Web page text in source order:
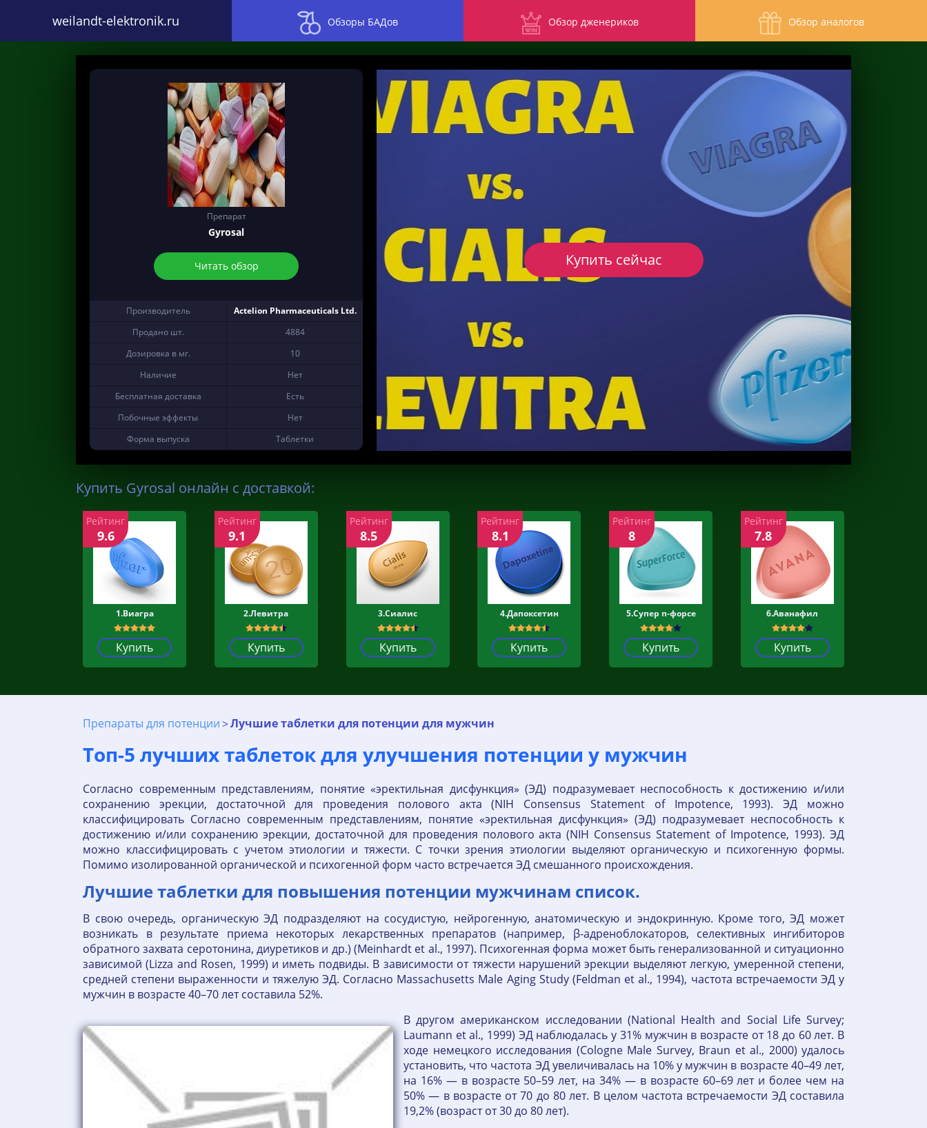
weilandt-elektronik.ru Обзоры БАДов Обзор дженериков Обзор аналогов
Препарат
Gyrosal
Читать обзор
Производитель
Actelion Pharmaceuticals Ltd.
Продано шт.
4884
Дозировка в мг.
10
Наличие
Нет
Бесплатная доставка
Есть
Побочные эффекты
Нет
Форма выпуска
Таблетки
Купить сейчас
Купить Gyrosal онлайн с доставкой:
1.Виагра
Купить
Рейтинг
9.6
2.Левитра
Купить
Рейтинг
9.1
3.Сиалис
Купить
Рейтинг
8.5
4.Дапоксетин
Купить
Рейтинг
8.1
5.Супер п-форсе
Купить
Рейтинг
8
6.Аванафил
Купить
Рейтинг
7.8
Препараты для потенции Лучшие таблетки для потенции для мужчин
Топ-5 лучших таблеток для улучшения потенции у мужчин
Согласно современным представлениям, понятие «эректильная дисфункция» (ЭД) подразумевает неспособность к достижению и/или
сохранению эрекции, достаточной для проведения полового акта (NIH Consensus Statement of Impotence, 1993). ЭД можно
классифицировать Согласно современным представлениям, понятие «эректильная дисфункция» (ЭД) подразумевает неспособность к
достижению и/или сохранению эрекции, достаточной для проведения полового акта (NIH Consensus Statement of Impotence, 1993). ЭД
можно классифицировать с учетом этиологии и тяжести. С точки зрения этиологии выделяют органическую и психогенную формы.
Помимо изолированной органической и психогенной форм часто встречается ЭД смешанного происхождения.
Лучшие таблетки для повышения потенции мужчинам список.
В свою очередь, органическую ЭД подразделяют на сосудистую, нейрогенную, анатомическую и эндокринную. Кроме того, ЭД может
возникать в результате приема некоторых лекарственных препаратов (например, β-адреноблокаторов, селективных ингибиторов
обратного захвата серотонина, диуретиков и др.) (Meinhardt et al., 1997). Психогенная форма может быть генерализованной и ситуационно
зависимой (Lizza and Rosen, 1999) и иметь подвиды. В зависимости от тяжести нарушений эрекции выделяют легкую, умеренной степени,
средней степени выраженности и тяжелую ЭД. Согласно Massachusetts Male Aging Study (Feldman et al., 1994), частота встречаемости ЭД у
мужчин в возрасте 40–70 лет составила 52%.
В другом американском исследовании (National Health and Social Life Survey;
Laumann et al., 1999) ЭД наблюдалась у 31% мужчин в возрасте от 18 до 60 лет. В
ходе немецкого исследования (Cologne Male Survey, Braun et al., 2000) удалось
установить, что частота ЭД увеличивалась на 10% у мужчин в возрасте 40–49 лет,
на 16% — в возрасте 50–59 лет, на 34% — в возрасте 60–69 лет и более чем на
50% — в возрасте от 70 до 80 лет. В целом частота встречаемости ЭД составила
19,2% (возраст от 30 до 80 лет).